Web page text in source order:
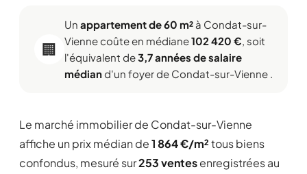
🏢
Un appartement de 60 m² à Condat-sur-
Vienne coûte en médiane102 420 €, soit
l'équivalent de3,7 années de salaire
médiand'un foyer de Condat-sur-Vienne .
Le marché immobilier de Condat-sur-Vienne
affiche un prix médian de1 864 €/m²tous biens
confondus, mesuré sur253 ventesenregistrées au